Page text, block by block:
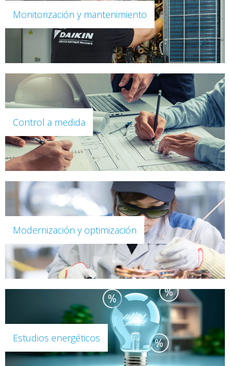
Monitorización y mantenimiento
Control a medida
Modernización y optimización
Estudios energéticos